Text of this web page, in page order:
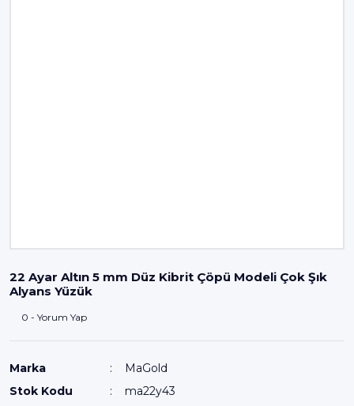
22 Ayar Altın 5 mm Düz Kibrit Çöpü Modeli Çok Şık
Alyans Yüzük
0 - Yorum Yap
Marka
MaGold
Stok Kodu
ma22y43